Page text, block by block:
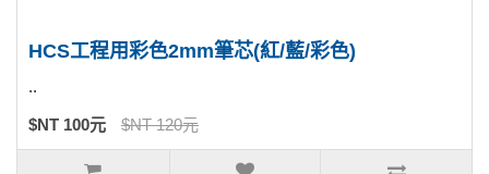
HCS工程用彩色2mm筆芯(紅/藍/彩色)
..
$NT 100元 $NT 120元